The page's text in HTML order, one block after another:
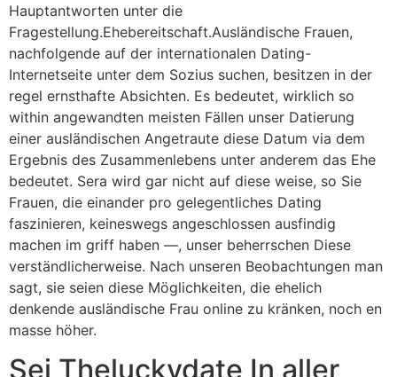
Hauptantworten unter die
Fragestellung.Ehebereitschaft.Ausländische Frauen,
nachfolgende auf der internationalen Dating-
Internetseite unter dem Sozius suchen, besitzen in der
regel ernsthafte Absichten. Es bedeutet, wirklich so
within angewandten meisten Fällen unser Datierung
einer ausländischen Angetraute diese Datum via dem
Ergebnis des Zusammenlebens unter anderem das Ehe
bedeutet. Sera wird gar nicht auf diese weise, so Sie
Frauen, die einander pro gelegentliches Dating
faszinieren, keineswegs angeschlossen ausfindig
machen im griff haben —, unser beherrschen Diese
verständlicherweise. Nach unseren Beobachtungen man
sagt, sie seien diese Möglichkeiten, die ehelich
denkende ausländische Frau online zu kränken, noch en
masse höher.
Sei Theluckydate In aller